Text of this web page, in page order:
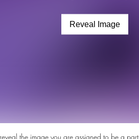
Reveal Image
the image you are assigned to be a